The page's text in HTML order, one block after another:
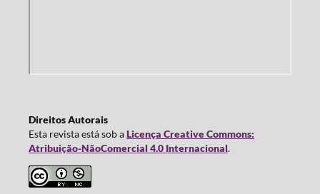
Direitos Autorais
Esta revista está sob aLicença Creative Commons:
Atribuição-NãoComercial 4.0 Internacional.